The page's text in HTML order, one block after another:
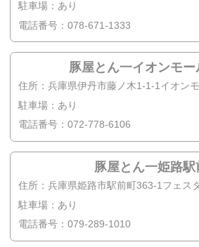
駐車場：あり
電話番号：078-671-1333
豚屋とん一イオンモ
住所：兵庫県伊丹市藤ノ木1-1-1イオン
駐車場：あり
電話番号：072-778-6106
豚屋とん一姫路駅
住所：兵庫県姫路市駅前町363-1フェス
駐車場：あり
電話番号：079-289-1010